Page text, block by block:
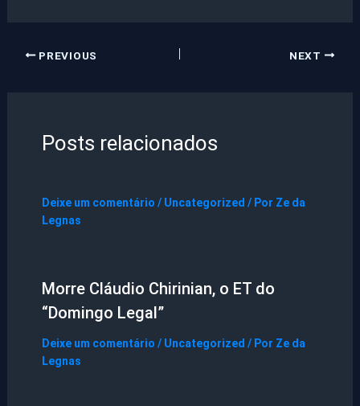
PREVIOUS NEXT
Posts relacionados
Deixe um comentário / Uncategorized / Por Ze da
Legnas
Morre Cláudio Chirinian, o ET do
“Domingo Legal”
Deixe um comentário / Uncategorized / Por Ze da
Legnas